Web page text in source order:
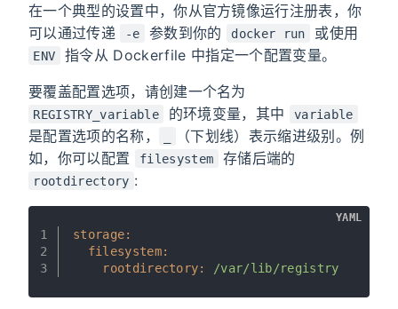
在一个典型的设置中，你从官方镜像运行注册表，你
可以通过传递
-e 参数到你的 docker run 或使用
ENV 指令从 Dockerfile 中指定一个配置变量。
要覆盖配置选项，请创建一个名为
REGISTRY_variable 的环境变量，其中 variable
是配置选项的名称，
（下划线）表示缩进级别。例
如，你可以配置
filesystem 存储后端的
rootdirectory :
1
2
3
storage:
filesystem:
rootdirectory:
/var/lib/registry
YAML